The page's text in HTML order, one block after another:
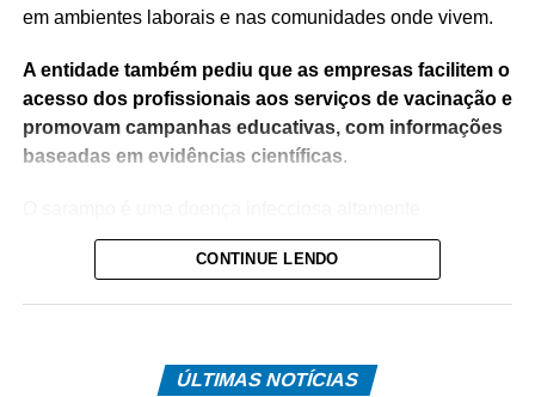
em ambientes laborais e nas comunidades onde vivem.
A entidade também pediu que as empresas facilitem o
acesso dos profissionais aos serviços de vacinação e
promovam campanhas educativas, com informações
baseadas em evidências científicas.
transmissível, cuja prevenção depende,
fundamentalmente, da vacinação. Embora o Brasil tenha
demonstra a importância de o país manter altas
CONTINUE LENDO
ÚLTIMAS NOTÍCIAS